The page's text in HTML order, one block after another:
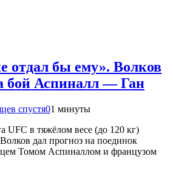
отдал бы ему». Волков
бой Аспиналл — Ган
спустя01 минуты
UFC в тяжёлом весе (до 120 кг)
дал прогноз на поединок
Томом Аспиналлом и французом